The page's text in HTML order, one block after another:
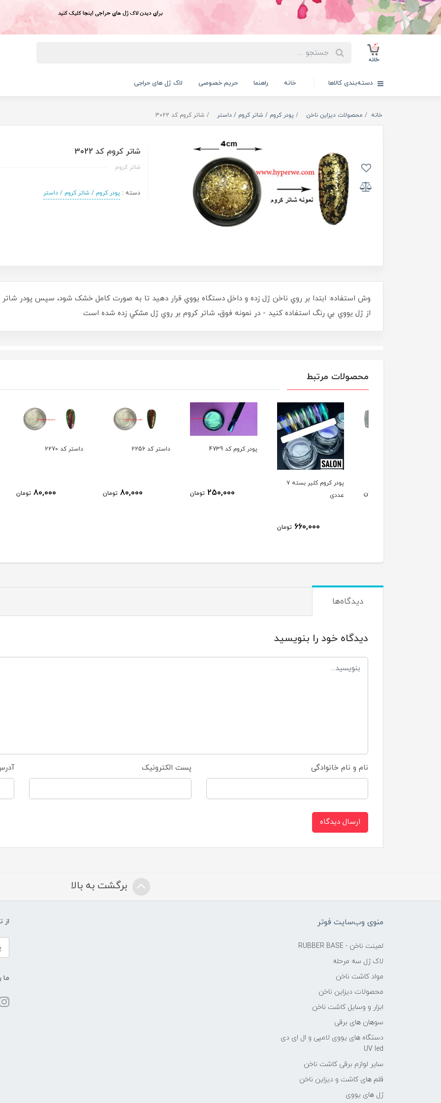
برای دیدن لاک ژل های حراجی اینجا کلیک کنید
دسته‌بندی کالاها خانه راهنما حریم خصوصی لاک ژل های حراجی
خانه محصولات دیزاین ناخن پودر کروم / شاتر کروم / داستر شاتر کروم کد 3022
شاتر کروم کد 3022
شاتر کروم
دسته : پودر کروم / شاتر کروم / داستر
وش استفاده: ابتدا بر روي ناخن ژل زده و داخل دستگاه يووي قرار دهيد تا به صورت کامل خشک شود، سپس پودر شاتر
از ژل يووي بي رنگ استفاده کنيد - در نمونه فوق، شاتر کروم بر روي ژل مشکي زده شده است
محصولات مرتبط
پودر کروم کلیر بسته ۷
660,000 تومان
پودر کروم کد 4739
250,000 تومان
داستر کد 2256
80,000 تومان
داستر کد 2270
80,000 تومان
دیدگاه‌ها
دیدگاه خود را بنویسید
نام و نام خانوادگی پست الکترونیک
ارسال دیدگاه
برگشت به بالا
منوی وب‌سایت فوتر
لمینت ناخن - RUBBER BASE
لاک ژل سه مرحله
مواد کاشت ناخن
محصولات دیزاین ناخن
ابزار و وسایل کاشت ناخن
سوهان های برقی
دستگاه های یووی لامپی و ال ای دی
UV led
سایر لوازم برقی کاشت ناخن
قلم های کاشت و دیزاین ناخن
ژل های یووی
از
ما